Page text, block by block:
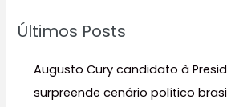
iÚltimos Posts
Augusto Cury candidato à
surpreende cenário político